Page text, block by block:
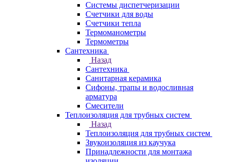
Системы диспетчеризации
Счетчики для воды
Счетчики тепла
Термоманометры
Термометры
Сантехника
Назад
Сантехника
Санитарная керамика
Сифоны, трапы и водосливная
арматура
Смесители
Теплоизоляция для трубных систем
Назад
Теплоизоляция для трубных систем
Звукоизоляция из каучука
Принадлежности для монтажа